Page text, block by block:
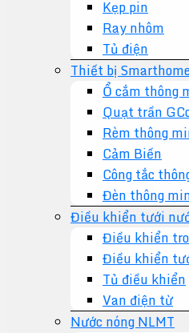
Kẹp pin
Ray nhôm
Tủ điện
Thiết bị
Ổ cắm thông
Quạt trần
Rèm thông
Cảm Biến
Công tắc
Đèn thông
Điều khiển tưới
Điều khiển
Điều khiển
Tủ điều khiển
Van điện từ
Nước nóng NLMT